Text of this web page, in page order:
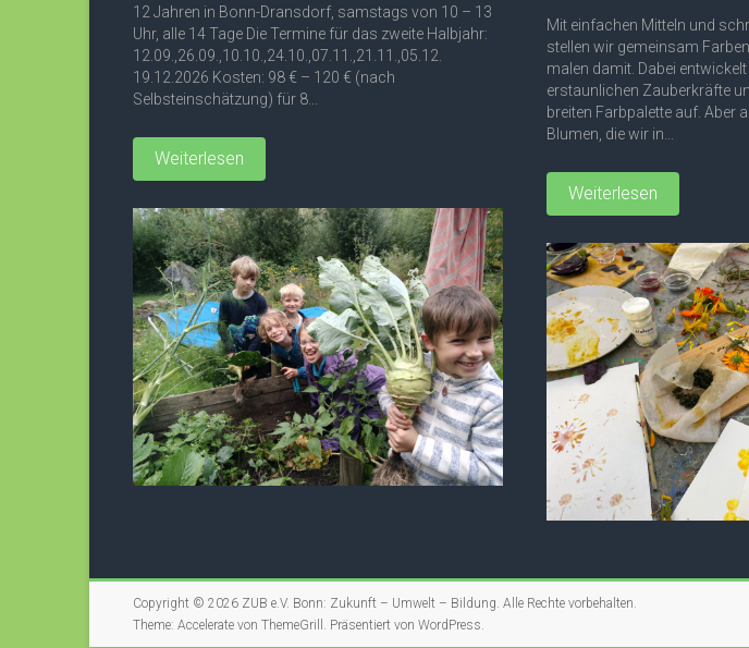
12 Jahren in Bonn-Dransdorf, samstags von 10 – 13
Uhr, alle 14 Tage Die Termine für das zweite Halbjahr:
12.09.,26.09.,10.10.,24.10.,07.11.,21.11.,05.12.
19.12.2026 Kosten: 98 € – 120 € (nach
Selbsteinschätzung) für 8...
Weiterlesen
Mit einfachen Mitteln und
stellen wir gemeinsam
malen damit. Dabei
erstaunlichen Zauberkräfte
breiten Farbpalette auf. Aber
Blumen, die wir in...
Weiterlesen
Copyright © 2026 ZUB e.V. Bonn: Zukunft – Umwelt – Bildung . Alle Rechte vorbehalten.
Theme: Accelerate von ThemeGrill. Präsentiert von WordPress